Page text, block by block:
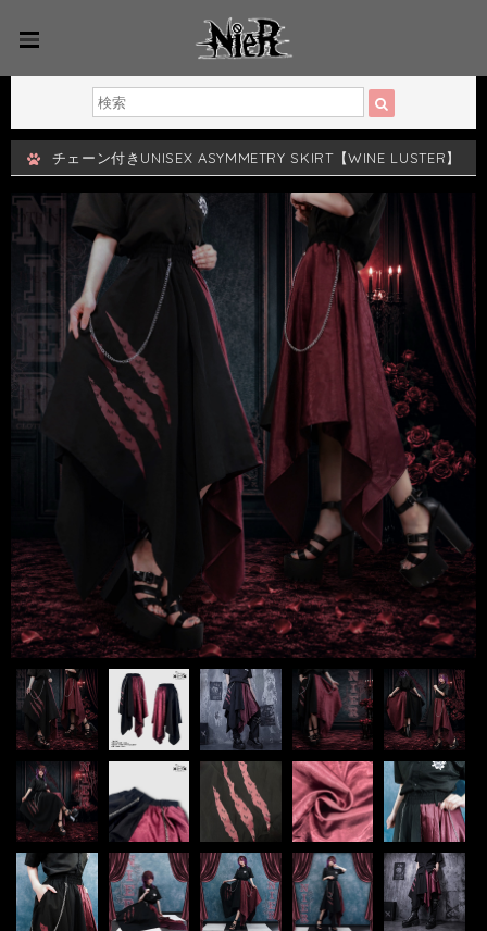
チェーン付きUNISEX ASYMMETRY SKIRT【WINE LUSTER】